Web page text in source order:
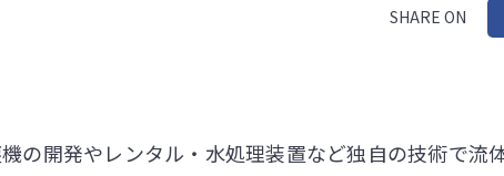
SHARE ON
の開発やレンタル・水処理装置など独自の技術で流